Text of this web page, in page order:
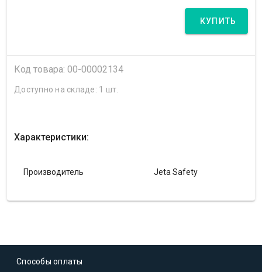
КУПИТЬ
Код товара: 00-00002134
Доступно на складе: 1 шт.
Характеристики:
Производитель Jeta Safety
Способы оплаты